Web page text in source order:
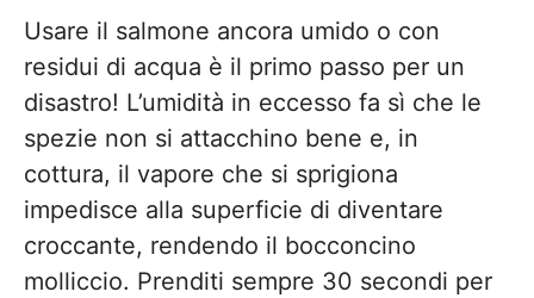
Usare il salmone ancora umido o con
residui di acqua è il primo passo per un
disastro! L’umidità in eccesso fa sì che le
spezie non si attacchino bene e, in
cottura, il vapore che si sprigiona
impedisce alla superficie di diventare
croccante, rendendo il bocconcino
molliccio. Prenditi sempre 30 secondi per